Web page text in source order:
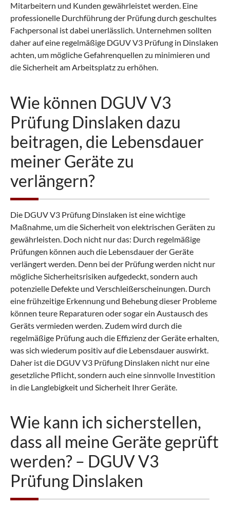
Mitarbeitern und Kunden gewährleistet werden. Eine
professionelle Durchführung der Prüfung durch geschultes
Fachpersonal ist dabei unerlässlich. Unternehmen sollten
daher auf eine regelmäßige DGUV V3 Prüfung in Dinslaken
achten, um mögliche Gefahrenquellen zu minimieren und
die Sicherheit am Arbeitsplatz zu erhöhen.
Wie können DGUV V3
Prüfung Dinslaken dazu
beitragen, die Lebensdauer
meiner Geräte zu
verlängern?
Die DGUV V3 Prüfung Dinslaken ist eine wichtige
Maßnahme, um die Sicherheit von elektrischen Geräten zu
gewährleisten. Doch nicht nur das: Durch regelmäßige
Prüfungen können auch die Lebensdauer der Geräte
verlängert werden. Denn bei der Prüfung werden nicht nur
mögliche Sicherheitsrisiken aufgedeckt, sondern auch
potenzielle Defekte und Verschleißerscheinungen. Durch
eine frühzeitige Erkennung und Behebung dieser Probleme
können teure Reparaturen oder sogar ein Austausch des
Geräts vermieden werden. Zudem wird durch die
regelmäßige Prüfung auch die Effizienz der Geräte erhalten,
was sich wiederum positiv auf die Lebensdauer auswirkt.
Daher ist die DGUV V3 Prüfung Dinslaken nicht nur eine
gesetzliche Pflicht, sondern auch eine sinnvolle Investition
in die Langlebigkeit und Sicherheit Ihrer Geräte.
Wie kann ich sicherstellen,
dass all meine Geräte geprüft
werden? – DGUV V3
Prüfung Dinslaken